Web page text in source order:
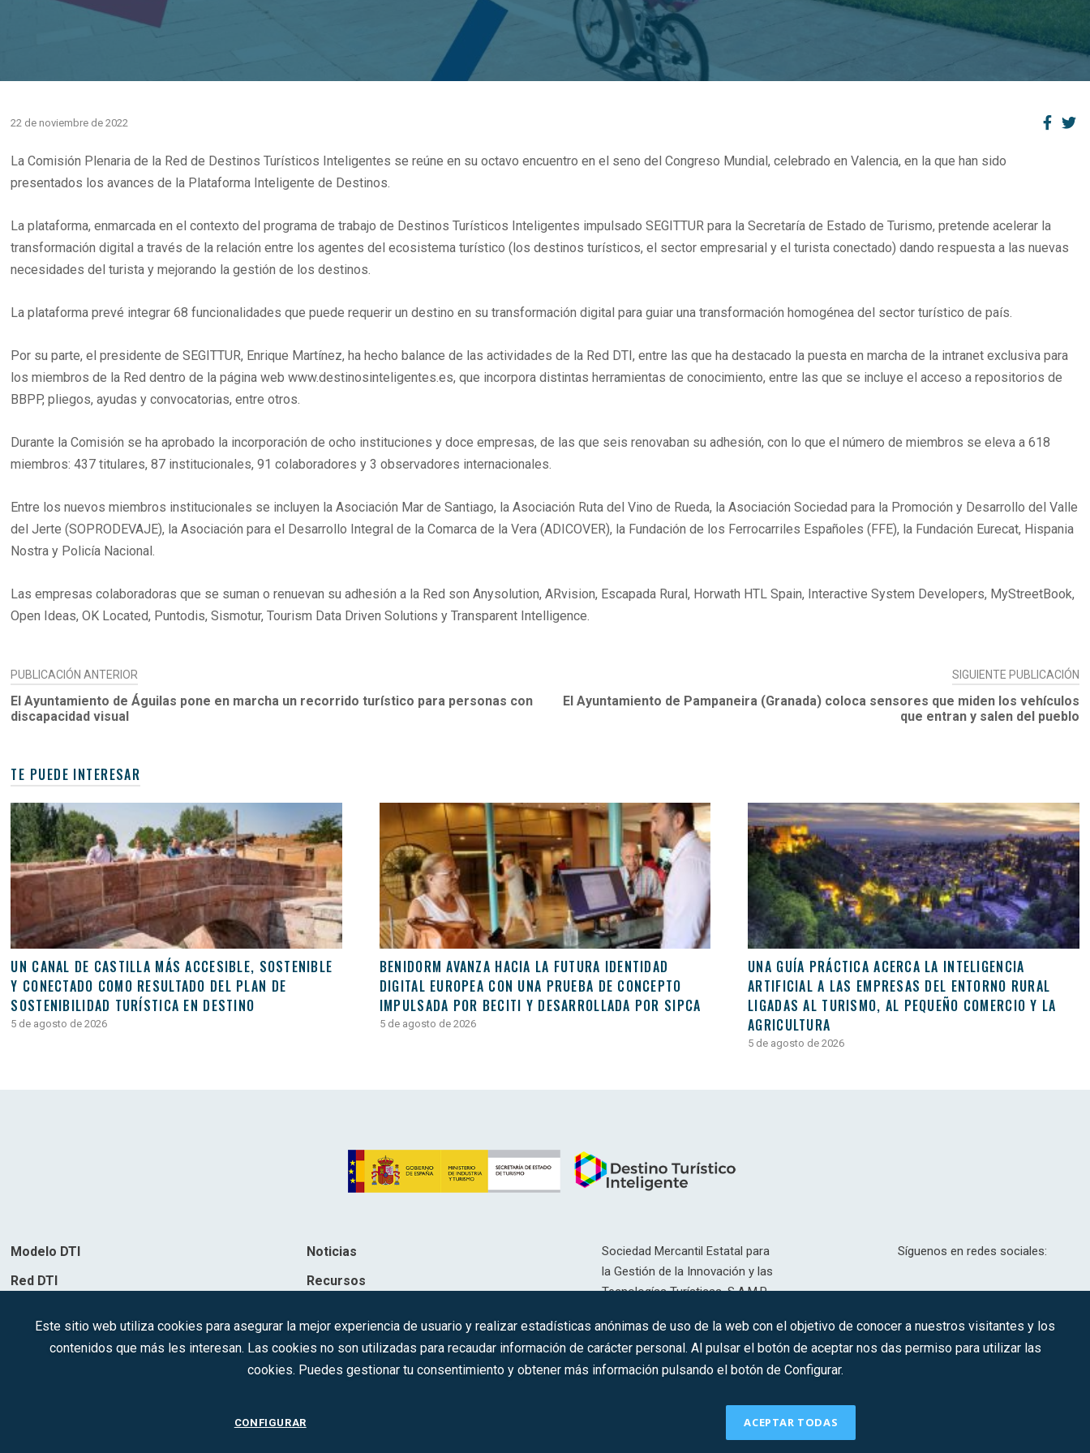
22 de noviembre de 2022
La Comisión Plenaria de la Red de Destinos Turísticos Inteligentes se reúne en su octavo encuentro en el seno del Congreso Mundial, celebrado en Valencia, en la que han sido
presentados los avances de la Plataforma Inteligente de Destinos.
La plataforma, enmarcada en el contexto del programa de trabajo de Destinos Turísticos Inteligentes impulsado SEGITTUR para la Secretaría de Estado de Turismo, pretende acelerar la
transformación digital a través de la relación entre los agentes del ecosistema turístico (los destinos turísticos, el sector empresarial y el turista conectado) dando respuesta a las nuevas
necesidades del turista y mejorando la gestión de los destinos.
La plataforma prevé integrar 68 funcionalidades que puede requerir un destino en su transformación digital para guiar una transformación homogénea del sector turístico de país.
Por su parte, el presidente de SEGITTUR, Enrique Martínez, ha hecho balance de las actividades de la Red DTI, entre las que ha destacado la puesta en marcha de la intranet exclusiva para
los miembros de la Red dentro de la página web www.destinosinteligentes.es, que incorpora distintas herramientas de conocimiento, entre las que se incluye el acceso a repositorios de
BBPP, pliegos, ayudas y convocatorias, entre otros.
Durante la Comisión se ha aprobado la incorporación de ocho instituciones y doce empresas, de las que seis renovaban su adhesión, con lo que el número de miembros se eleva a 618
miembros: 437 titulares, 87 institucionales, 91 colaboradores y 3 observadores internacionales.
Entre los nuevos miembros institucionales se incluyen la Asociación Mar de Santiago, la Asociación Ruta del Vino de Rueda, la Asociación Sociedad para la Promoción y Desarrollo del Valle
del Jerte (SOPRODEVAJE), la Asociación para el Desarrollo Integral de la Comarca de la Vera (ADICOVER), la Fundación de los Ferrocarriles Españoles (FFE), la Fundación Eurecat, Hispania
Nostra y Policía Nacional.
Las empresas colaboradoras que se suman o renuevan su adhesión a la Red son Anysolution, ARvision, Escapada Rural, Horwath HTL Spain, Interactive System Developers, MyStreetBook,
Open Ideas, OK Located, Puntodis, Sismotur, Tourism Data Driven Solutions y Transparent Intelligence.
NAVEGACIÓN
DE
ENTRADAS
PUBLICACIÓN ANTERIOR
El Ayuntamiento de Águilas pone en marcha un recorrido turístico para personas con
discapacidad visual
SIGUIENTE PUBLICACIÓN
El Ayuntamiento de Pampaneira (Granada) coloca sensores que miden los vehículos
que entran y salen del pueblo
TE PUEDE INTERESAR
UN CANAL DE CASTILLA MÁS ACCESIBLE, SOSTENIBLE
Y CONECTADO COMO RESULTADO DEL PLAN DE
SOSTENIBILIDAD TURÍSTICA EN DESTINO
5 de agosto de 2026
BENIDORM AVANZA HACIA LA FUTURA IDENTIDAD
DIGITAL EUROPEA CON UNA PRUEBA DE CONCEPTO
IMPULSADA POR BECITI Y DESARROLLADA POR SIPCA
5 de agosto de 2026
UNA GUÍA PRÁCTICA ACERCA LA INTELIGENCIA
ARTIFICIAL A LAS EMPRESAS DEL ENTORNO RURAL
LIGADAS AL TURISMO, AL PEQUEÑO COMERCIO Y LA
AGRICULTURA
5 de agosto de 2026
Modelo DTI
Red DTI
Noticias
Recursos
Sociedad Mercantil Estatal para
la Gestión de la Innovación y las
Tecnologías Turísticas, S.A.M.P.
Inscrita en el R.M. de Madrid, T,
12593, Se. 8, F. 129, H. 201.307.
C.I.F.: A-81/874.984
Síguenos en redes sociales:
CONTACTO
Política de Cookies
Este sitio web utiliza cookies para asegurar la mejor experiencia de usuario y realizar estadísticas anónimas de uso de la web con el objetivo de conocer a nuestros visitantes y los
contenidos que más les interesan. Las cookies no son utilizadas para recaudar información de carácter personal. Al pulsar el botón de aceptar nos das permiso para utilizar las
cookies. Puedes gestionar tu consentimiento y obtener más información pulsando el botón de Configurar.
CONFIGURAR ACEPTAR TODAS